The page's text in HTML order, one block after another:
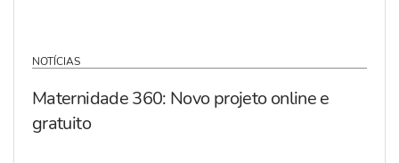
NOTÍCIAS
Maternidade 360: Novo projeto online e
gratuito